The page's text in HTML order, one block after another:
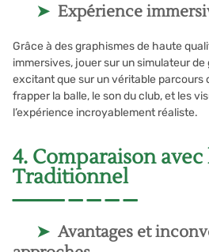
Expérience
Grâce à des graphismes de haute
immersives, jouer sur un simulateur
excitant que sur un véritable parcours
frapper la balle, le son du club, et les
l’expérience incroyablement réaliste.
4. Comparaison
Traditionnel
Avantages et